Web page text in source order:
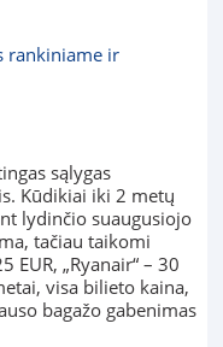
rankiniame ir
sąlygas
Kūdikiai iki 2 metų
lydinčio suaugusiojo
tačiau taikomi
EUR, „Ryanair“ – 30
visa bilieto kaina,
bagažo gabenimas